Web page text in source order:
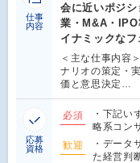
仕事
内容
会に近いポジ
業・M&A・
イナミックなフ
＜主な仕事内容
ナリオの策定・
価と意思決定…
応募
資格
必須
・下記
略系コン
歓迎
・データ
た経営判